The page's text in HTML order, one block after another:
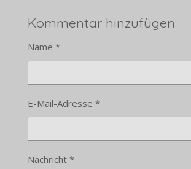
l
e
l
e
l
e
l
Kommentar hinzufügen
Name *
E-Mail-Adresse *
Nachricht *